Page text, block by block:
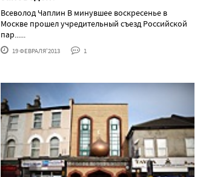
Всеволод Чаплин В минувшее воскресенье в
Москве прошел учредительный съезд Российской
пар......
19 ФЕВРАЛЯ'2013 1